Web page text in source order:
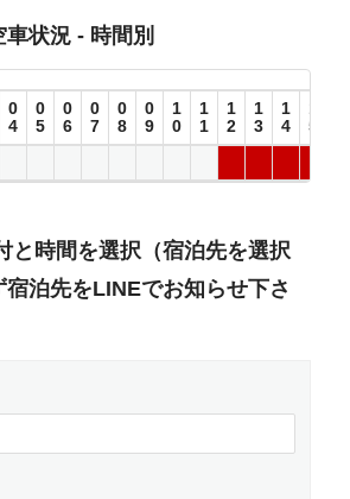
状況 - 時間別
0
4
0
5
0
6
0
7
0
8
0
9
1
0
1
1
1
2
1
3
1
4
1
5
と時間を選択（宿泊先を選択
宿泊先をLINEでお知らせ下さ